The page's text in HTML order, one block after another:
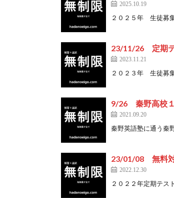
2025.10.19
２０２５年 生徒募
23/11/26 定期
2023.11.21
２０２３年 生徒募
9/26 秦野高校
2021.09.20
秦野英語塾に通う秦
23/01/08 無料
2022.12.30
２０２２年定期テス